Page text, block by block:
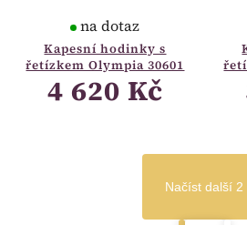
Kapesní hodinky s
řetízkem Olympia 30601
na dotaz
4 620 Kč
Načíst další 2